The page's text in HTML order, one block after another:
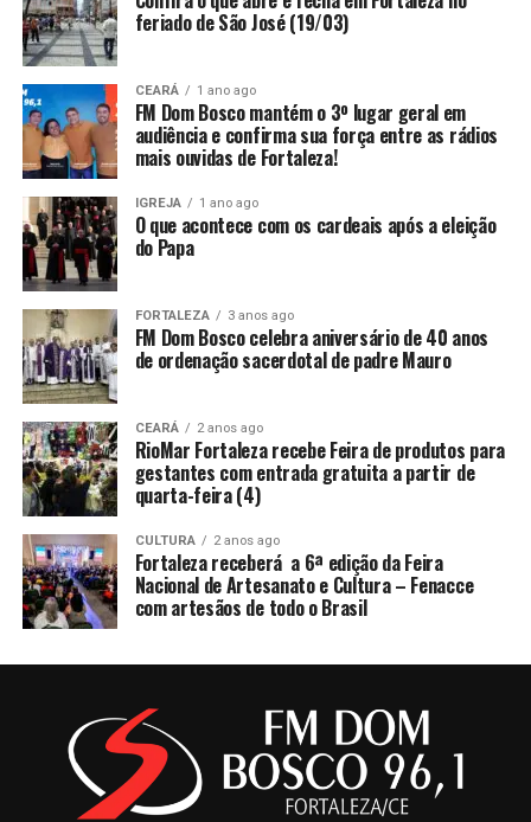
feriado de São José (19/03)
CEARÁ 1 ano ago
FM Dom Bosco mantém o 3º lugar geral em
audiência e confirma sua força entre as rádios
mais ouvidas de Fortaleza!
IGREJA 1 ano ago
O que acontece com os cardeais após a eleição
do Papa
FORTALEZA 3 anos ago
FM Dom Bosco celebra aniversário de 40 anos
de ordenação sacerdotal de padre Mauro
CEARÁ 2 anos ago
RioMar Fortaleza recebe Feira de produtos para
gestantes com entrada gratuita a partir de
quarta-feira (4)
CULTURA 2 anos ago
Fortaleza receberá a 6ª edição da Feira
Nacional de Artesanato e Cultura – Fenacce
com artesãos de todo o Brasil